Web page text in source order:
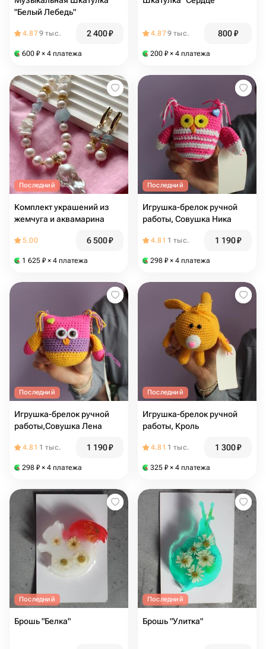
"Белый Лебедь"
4.879 тыс. 2 400₽
600 ₽ × 4 платежа
4.879 тыс. 800₽
200 ₽ × 4 платежа
Последний
Комплект украшений из
жемчуга и аквамарина
5.00 6 500₽
1 625 ₽ × 4 платежа
Последний
Игрушка-брелок ручной
работы, Совушка Ника
4.81 1 тыс. 1 190₽
298 ₽ × 4 платежа
Последний
Игрушка-брелок ручной
работы,Совушка Лена
4.81 1 тыс. 1 190₽
298 ₽ × 4 платежа
Последний
Игрушка-брелок ручной
работы, Кроль
4.81 1 тыс. 1 300₽
325 ₽ × 4 платежа
Последний
Брошь "Белка"
Последний
Брошь "Улитка"